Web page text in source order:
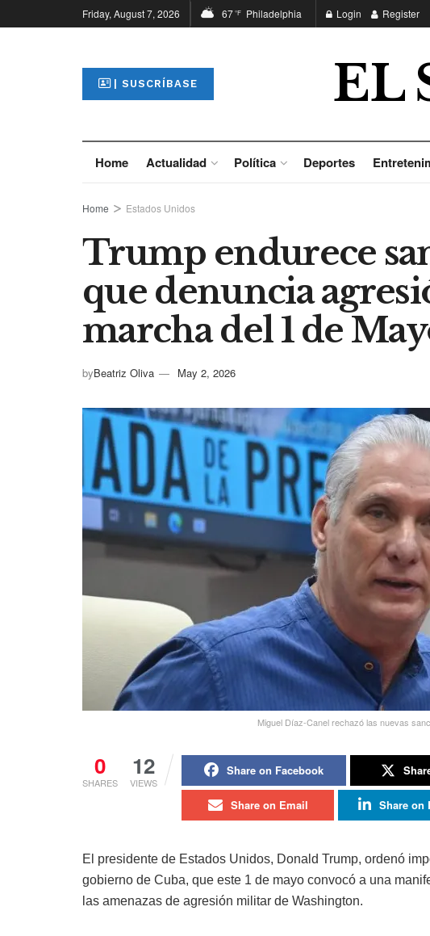
Friday, August 7, 2026 67°F Philadelphia Login Register
| SUSCRÍBASE EL
Home Actualidad Política Deportes
Home Estados Unidos
Trump endurece
que denuncia
marcha del 1 de
byBeatriz Oliva May 2, 2026
Miguel Díaz-Canel rechazó las nuevas
0
SHARES
12
VIEWS
Share on Facebook
Share on Email Share on
El presidente de Estados Unidos, Donald Trump, ordenó
gobierno de Cuba, que este 1 de mayo convocó a una
las amenazas de agresión militar de Washington.